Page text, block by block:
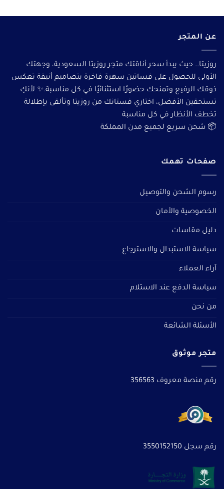
عن المتجر
روزيتا.. حيث يبدأ سحر أناقتك متجر روزيتا السعودية، وجهتك
الأولى للحصول على فساتين سهرة فاخرة بتصاميم أنيقة تعكس
ذوقك الرفيع وتمنحك حضورًا استثنائيًا في كل مناسبة.✨ لأنكِ
تستحقين الأفضل، اختاري فستانك من روزيتا وتألقى بإطلالة
تخطف الأنظار في كل مناسبة
📦 شحن سريع لجميع مدن المملكة
صفحات تهمك
رسوم الشحن والتوصيل
الخصوصية والأمان
دليل مقاسات
سياسة الاستبدال والاسترجاع
آراء العملاء
سياسة الدفع عند الاستلام
من نحن
الأسئلة الشائعة
متجر موثوق
رقم منصة معروف 356563
رقم سجل 3550152150